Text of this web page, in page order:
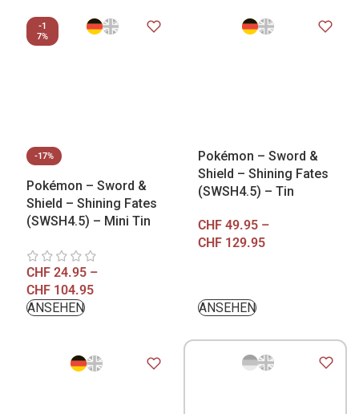
-1
7%
-17%
Pokémon – Sword &
Shield – Shining Fates
(SWSH4.5) – Mini Tin
CHF 24.95 –
CHF 104.95
ANSEHEN
Pokémon – Sword &
Shield – Shining Fates
(SWSH4.5) – Tin
CHF49.95 –
CHF129.95
ANSEHEN